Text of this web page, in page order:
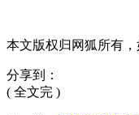
本文版权归网狐所有
分享到：
( 全文完 )